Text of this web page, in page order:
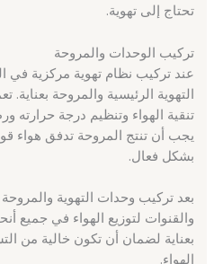
تحتاج إلى تهوية.
تركيب الوحدات والمروحة
عند تركيب نظام تهوية مركزية في
التهوية الرئيسية والمروحة
تنقية الهواء وتنظيم درجة حرارته
يجب أن تنتج المروحة تدفق هواء
بشكل فعال.
بعد تركيب وحدات التهوية والمروحة
والقنوات لتوزيع الهواء في جميع
بعناية لضمان أن تكون خالية من
الهواء.